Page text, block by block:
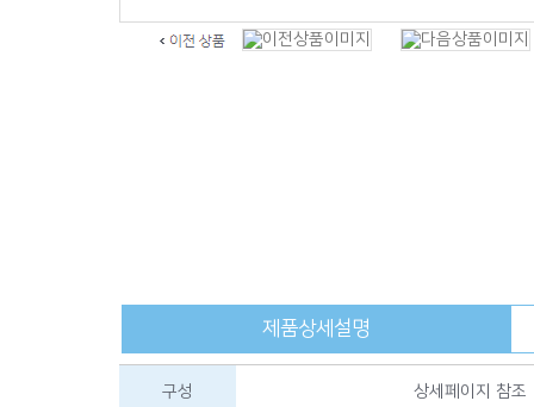
제품상세설명
구성 상세페이지 참조